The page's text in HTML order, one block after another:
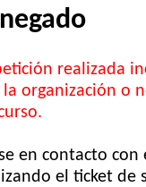
realizada
la organización o
en contacto
el ticket de